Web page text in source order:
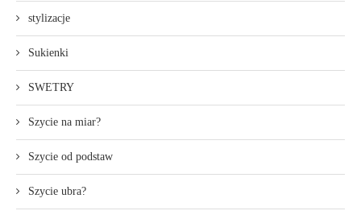
stylizacje
Sukienki
SWETRY
Szycie na miar?
Szycie od podstaw
Szycie ubra?